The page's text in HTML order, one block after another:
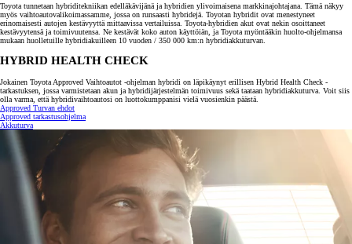
Toyota tunnetaan hybriditekniikan edelläkävijänä ja hybridien ylivoimaisena markkinajohtajana. Tämä näkyy
myös vaihtoautovalikoimassamme, jossa on runsaasti hybridejä. Toyotan hybridit ovat menestyneet
erinomaisesti autojen kestävyyttä mittaavissa vertailuissa. Toyota-hybridien akut ovat nekin osoittaneet
kestävyytensä ja toimivuutensa. Ne kestävät koko auton käyttöiän, ja Toyota myöntääkin huolto-ohjelmansa
mukaan huolletuille hybridiakuilleen 10 vuoden / 350 000 km:n hybridiakkuturvan.
HYBRID HEALTH CHECK
Jokainen Toyota Approved Vaihtoautot -ohjelman hybridi on läpikäynyt erillisen Hybrid Health Check -
tarkastuksen, jossa varmistetaan akun ja hybridijärjestelmän toimivuus sekä taataan hybridiakkuturva. Voit siis
olla varma, että hybridivaihtoautosi on luottokumppanisi vielä vuosienkin päästä.
Approved Turvan ehdot
Approved tarkastusohjelma
Akkuturva